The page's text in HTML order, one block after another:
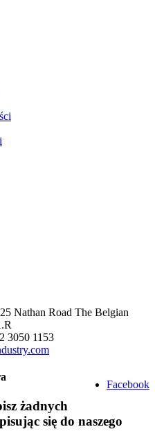
Nathan Road The Belgian
3050 1153
Facebook
żadnych
się do naszego